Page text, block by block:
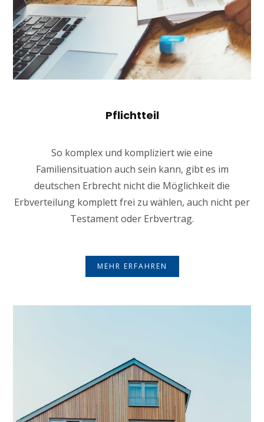
Pflichtteil
So komplex und kompliziert wie eine
Familiensituation auch sein kann, gibt es im
deutschen Erbrecht nicht die Möglichkeit die
Erbverteilung komplett frei zu wählen, auch nicht per
Testament oder Erbvertrag.
MEHR ERFAHREN